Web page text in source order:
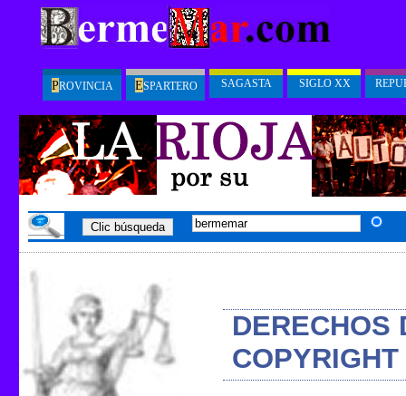
PROVINCIA ESPARTERO SAGASTA SIGLO XX
DERECHOS
COPYRIGHT